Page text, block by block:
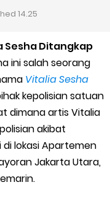
Diterima
Terbaru Dari Grab
Gopartner
dan Orang Lain
untuk Driver
14.25
Sesha Ditangkap
ini salah seorang
Vitalia Sesha
kepolisian satuan
dimana artis Vitalia
akibat
lokasi Apartemen
Jakarta Utara,